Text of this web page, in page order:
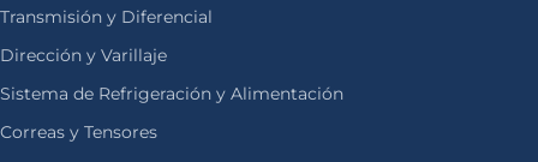
Transmisión y Diferencial
Dirección y Varillaje
Sistema de Refrigeración y Alimentación
Correas y Tensores